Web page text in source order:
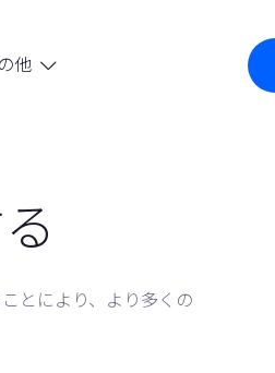
他 
とにより、より多くの